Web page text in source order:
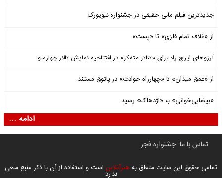
جدیدترین فیلم مانی حقیقی در جشنواره نیویورک
از «غلاف تمام فلزی» تا «پست»
آرزوهای ایرج راد برای «تئاتر متفکر» در افتتاحیه نمایش تالار چهارسو
از «عمق میدان» تا «چهارراه حوادث» در پاتوق مستند
«بیضایی‌خوانی» به «اژدهاک» رسید
ادامه ...
تماس با ما جشنواره فجر
تمامی حقوق این سایت متعلق به هنرآنلاین است و استفاده از آن با ذکر منبع منعی
ندارد